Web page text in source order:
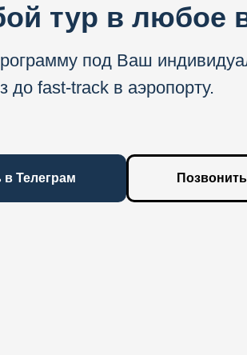
тур в любое
под Ваш
fast-track в аэропорту.
в Телеграм Позвонить